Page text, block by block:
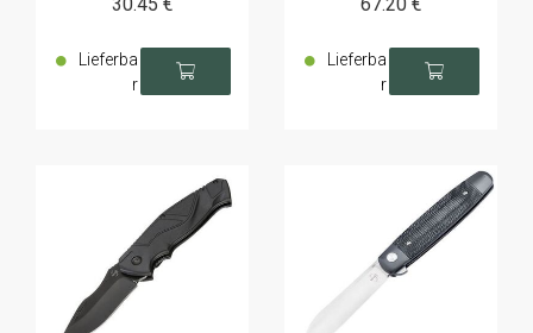
Lieferba
r
Lieferba
r